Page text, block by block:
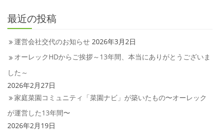
最近の投稿
運営会社交代のお知らせ 2026年3月2日
オーレックHDからご挨拶～13年間、本当にありがとうございま
した～
2026年2月27日
家庭菜園コミュニティ「菜園ナビ」が築いたもの〜オーレック
が運営した13年間〜
2026年2月19日